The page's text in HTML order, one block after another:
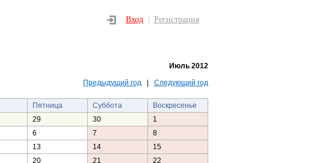
Вход Регистрация
Июль 2012
Предыдущий год| Следующий год
Пятница Суббота
Воскресенье
29 30
1
6 7
8
13 14
15
20 21
22